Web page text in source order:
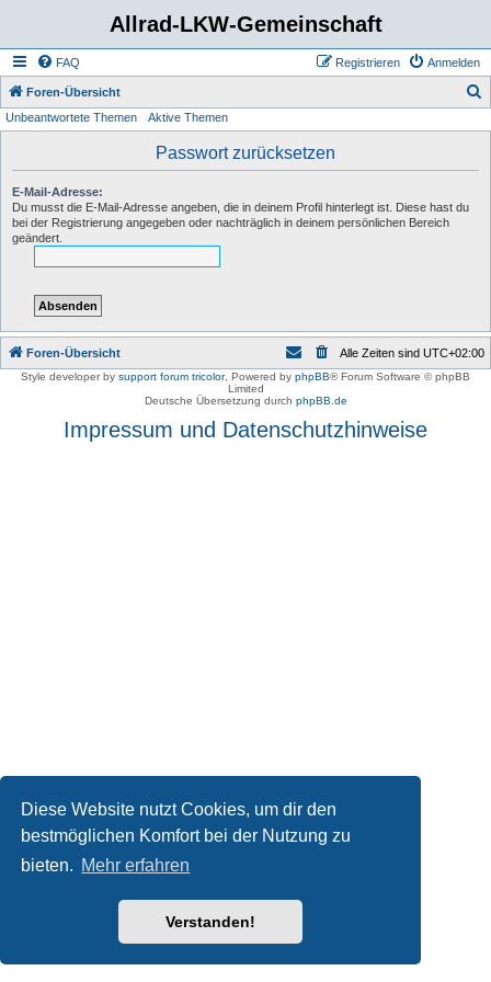
Diese Website nutzt Cookies, um dir den
bestmöglichen Komfort bei der Nutzung zu
bieten. Mehr erfahren
Verstanden!
Allrad-LKW-Gemeinschaft
FAQ Anmelden
Registrieren
Foren-Übersicht
Unbeantwortete Themen Aktive Themen
Passwort zurücksetzen
E-Mail-Adresse:
Du musst die E-Mail-Adresse angeben, die in deinem Profil hinterlegt ist. Diese hast du
bei der Registrierung angegeben oder nachträglich in deinem persönlichen Bereich
geändert.
Foren-Übersicht Alle Zeiten sind UTC+02:00
Style developer by support forum tricolor, Powered by phpBB® Forum Software © phpBB
Limited
Deutsche Übersetzung durch phpBB.de
Impressum und Datenschutzhinweise